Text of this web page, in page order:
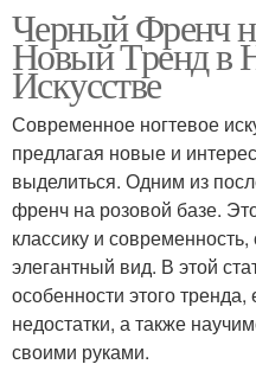
Черный Френч
Новый Тренд в
Искусстве
Современное ногтевое
предлагая новые и
выделиться. Одним из
френч на розовой базе.
классику и
элегантный вид. В этой
особенности этого
недостатки, а также
своими руками.